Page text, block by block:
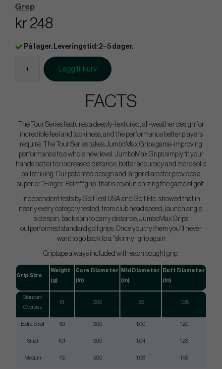
Grep
kr 248
På lager. Leveringstid: 2–5 dager.
Legg til kurv
FACTS
The Tour Series features a deeply-textured, all-weather design for
incredible feel and tackiness, and the performance better players
require. The Tour Series takes JumboMax Grips game-improving
performance to a whole new level. JumboMax Grips simply fit your
hands better for increased distance, better accuracy and more solid
ball striking. Our patented design and larger diameter provides a
superior “Finger-Palm™ grip” that is revolutionizing the game of golf.
Independent tests by GolfTest USA and Golf Etc. showed that in
nearly every category tested, from club head speed, launch angle,
side spin, back spin to carry distance, JumboMax Grips
outperformed standard golf grips. Once you try them you'll never
want to go back to a "skinny" grip again
Griptape always included with each bought grip.
Grip Size
Weight
(g)
Core Diameter
(in)
Mid Diameter
(in)
Butt Diameter
(in)
Standard
Oversize
61 .600 .85 1.08
Extra Small 90 .600 1.00 1.20
Small 101 .600 1.04 1.28
Medium 112 .600 1.08 1.36